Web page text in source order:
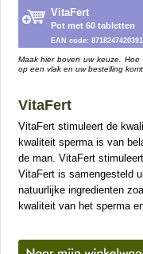
VitaFert
Pot met 60 tabletten
EAN code: 8718247420391
Maak hier boven uw keuze.
op een vlak en uw bestelling
VitaFert
VitaFert stimuleert de
kwaliteit sperma is van
de man. VitaFert
VitaFert is samengesteld
natuurlijke ingredienten
kwaliteit van het sperma